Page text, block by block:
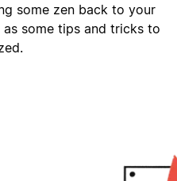
some zen back to your
some tips and tricks to